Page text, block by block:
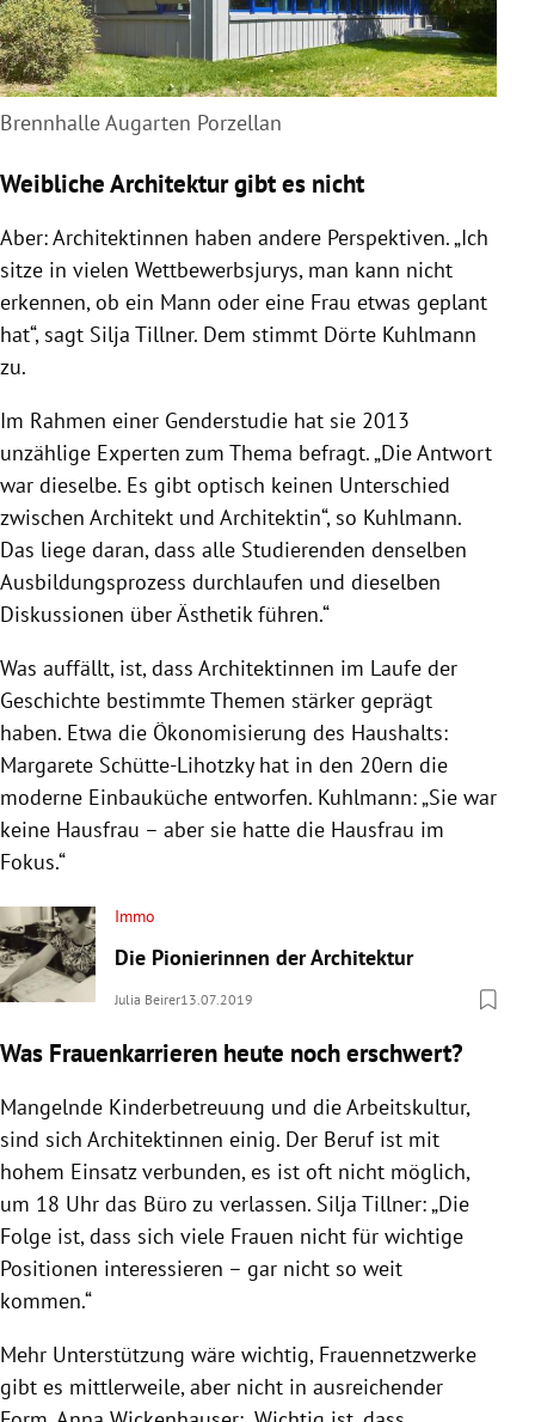
Brennhalle Augarten Porzellan
Weibliche Architektur gibt es nicht
Aber: Architektinnen haben andere Perspektiven. „Ich
sitze in vielen Wettbewerbsjurys, man kann nicht
erkennen, ob ein Mann oder eine Frau etwas geplant
hat“, sagt Silja Tillner. Dem stimmt Dörte Kuhlmann
zu.
Im Rahmen einer Genderstudie hat sie 2013
unzählige Experten zum Thema befragt. „Die Antwort
war dieselbe. Es gibt optisch keinen Unterschied
zwischen Architekt und Architektin“, so Kuhlmann.
Das liege daran, dass alle Studierenden denselben
Ausbildungsprozess durchlaufen und dieselben
Diskussionen über Ästhetik führen.“
Was auffällt, ist, dass Architektinnen im Laufe der
Geschichte bestimmte Themen stärker geprägt
haben. Etwa die Ökonomisierung des Haushalts:
Margarete Schütte-Lihotzkyhat in den 20ern die
moderne Einbauküche entworfen. Kuhlmann: „Sie war
keine Hausfrau – aber sie hatte die Hausfrau im
Fokus.“
Immo
Die Pionierinnen der Architektur
Julia Beirer13.07.2019
Was Frauenkarrieren heute noch erschwert?
Mangelnde Kinderbetreuung und die Arbeitskultur,
sind sich Architektinnen einig. Der Beruf ist mit
hohem Einsatz verbunden, es ist oft nicht möglich,
um 18 Uhr das Büro zu verlassen. Silja Tillner: „Die
Folge ist, dass sich viele Frauen nicht für wichtige
Positionen interessieren – gar nicht so weit
kommen.“
Mehr Unterstützung wäre wichtig, Frauennetzwerke
gibt es mittlerweile, aber nicht in ausreichender